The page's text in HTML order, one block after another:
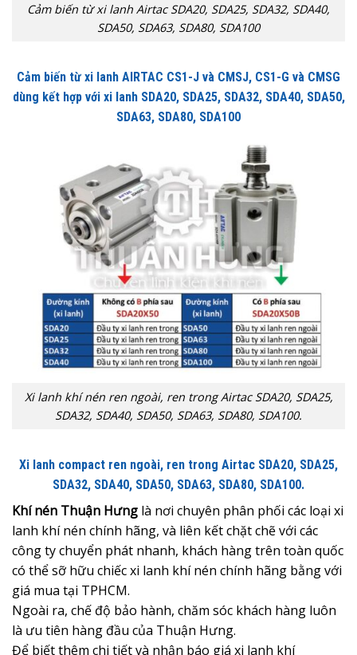
Cảm biến từ xi lanh Airtac SDA20, SDA25, SDA32, SDA40,
SDA50, SDA63, SDA80, SDA100
Cảm biến từ xi lanh AIRTAC CS1-J và CMSJ, CS1-G và CMSG
dùng kết hợp với xi lanh SDA20, SDA25, SDA32, SDA40, SDA50,
SDA63, SDA80, SDA100
Xi lanh khí nén ren ngoài, ren trong Airtac SDA20, SDA25,
SDA32, SDA40, SDA50, SDA63, SDA80, SDA100.
Xi lanh compact ren ngoài, ren trong Airtac SDA20, SDA25,
SDA32, SDA40, SDA50, SDA63, SDA80, SDA100.
Khí nén Thuận Hưng là nơi chuyên phân phối các loại xi
lanh khí nén chính hãng, và liên kết chặt chẽ với các
công ty chuyển phát nhanh, khách hàng trên toàn quốc
có thể sỡ hữu chiếc xi lanh khí nén chính hãng bằng với
giá mua tại TPHCM.
Ngoài ra, chế độ bảo hành, chăm sóc khách hàng luôn
là ưu tiên hàng đầu của Thuận Hưng.
Để biết thêm chi tiết và nhận báo giá xi lanh khí